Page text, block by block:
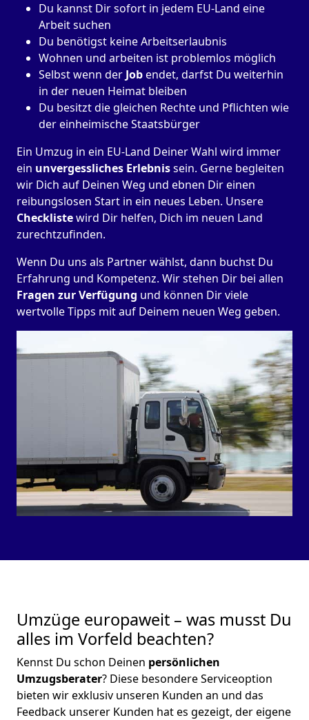
Du kannst Dir sofort in jedem EU-Land eine
Arbeit suchen
Du benötigst keine Arbeitserlaubnis
Wohnen und arbeiten ist problemlos möglich
Selbst wenn der Jobendet, darfst Du weiterhin
in der neuen Heimat bleiben
Du besitzt die gleichen Rechte und Pflichten wie
der einheimische Staatsbürger
Ein Umzug in ein EU-Land Deiner Wahl wird immer
ein unvergessliches Erlebnissein. Gerne begleiten
wir Dich auf Deinen Weg und ebnen Dir einen
reibungslosen Start in ein neues Leben. Unsere
Checklistewird Dir helfen, Dich im neuen Land
zurechtzufinden.
Wenn Du uns als Partner wählst, dann buchst Du
Erfahrung und Kompetenz. Wir stehen Dir bei allen
Fragen zur Verfügung und können Dir viele
wertvolle Tipps mit auf Deinem neuen Weg geben.
Umzüge europaweit – was musst Du
alles im Vorfeld beachten?
Kennst Du schon Deinen persönlichen
Umzugsberater? Diese besondere Serviceoption
bieten wir exklusiv unseren Kunden an und das
Feedback unserer Kunden hat es gezeigt, der eigene